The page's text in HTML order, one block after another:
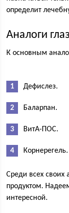
определит
Аналоги
К основным
Дефислез.
Баларпан.
ВитА-ПОС.
Корнерегель.
Среди всех своих
продуктом.
интересной.